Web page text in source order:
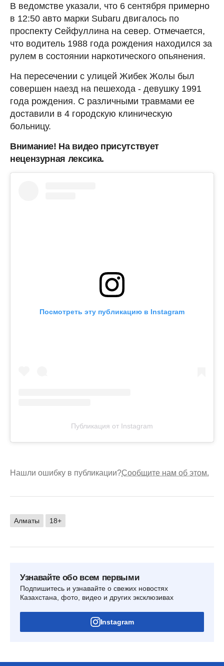
В ведомстве указали, что 6 сентября примерно
в 12:50 авто марки Subaru двигалось по
проспекту Сейфуллина на север. Отмечается,
что водитель 1988 года рождения находился за
рулем в состоянии наркотического опьянения.
На пересечении с улицей Жибек Жолы был
совершен наезд на пешехода - девушку 1991
года рождения. С различными травмами ее
доставили в 4 городскую клиническую
больницу.
Внимание! На видео присутствует
нецензурная лексика.
Посмотреть эту публикацию в Instagram
Публикация от Instagram
Нашли ошибку в публикации?Сообщите нам об этом.
Алматы 18+
Узнавайте обо всем первыми
Подпишитесь и узнавайте о свежих новостях
Казахстана, фото, видео и других эксклюзивах
Instagram